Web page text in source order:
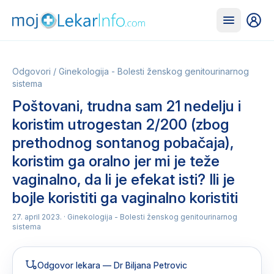
Odgovori / Ginekologija - Bolesti ženskog genitourinarnog
sistema
Poštovani, trudna sam 21 nedelju i
koristim utrogestan 2/200 (zbog
prethodnog sontanog pobačaja),
koristim ga oralno jer mi je teže
vaginalno, da li je efekat isti? Ili je
bojle koristiti ga vaginalno koristiti
27. april 2023. · Ginekologija - Bolesti ženskog genitourinarnog
sistema
Odgovor lekara — Dr Biljana Petrovic